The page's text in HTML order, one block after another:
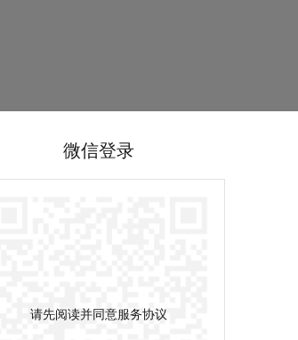
微信登录
请先阅读并同意服务协议